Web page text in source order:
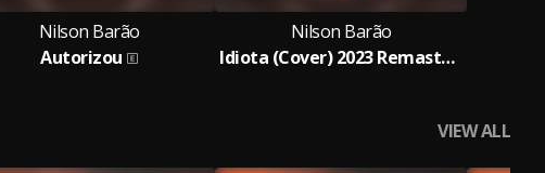
Nilson Barão
Autorizou
Nilson Barão
Idiota (Cover) 2023 Remasterizado
VIEW ALL